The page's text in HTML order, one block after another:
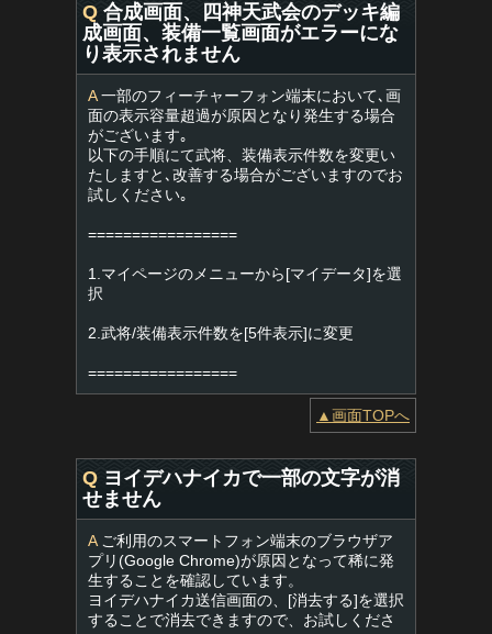
Q 合成画面、四神天武会のデッキ編
成画面、装備一覧画面がエラーにな
り表示されません
A一部のフィーチャーフォン端末において､画
面の表示容量超過が原因となり発生する場合
がございます｡
以下の手順にて武将、装備表示件数を変更い
たしますと､改善する場合がございますのでお
試しください｡
=================
1.マイページのメニューから[マイデータ]を選
択
2.武将/装備表示件数を[5件表示]に変更
=================
▲画面TOPへ
Q ヨイデハナイカで一部の文字が消
せません
Aご利用のスマートフォン端末のブラウザア
プリ(Google Chrome)が原因となって稀に発
生することを確認しています。
ヨイデハナイカ送信画面の、[消去する]を選択
することで消去できますので、お試しくださ